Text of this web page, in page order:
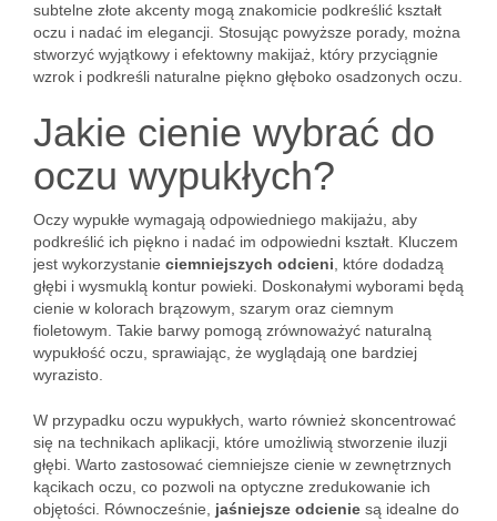
subtelne złote akcenty mogą znakomicie podkreślić kształt
oczu i nadać im elegancji. Stosując powyższe porady, można
stworzyć wyjątkowy i efektowny makijaż, który przyciągnie
wzrok i podkreśli naturalne piękno głęboko osadzonych oczu.
Jakie cienie wybrać do
oczu wypukłych?
Oczy wypukłe wymagają odpowiedniego makijażu, aby
podkreślić ich piękno i nadać im odpowiedni kształt. Kluczem
jest wykorzystanie ciemniejszych odcieni , które dodadzą
głębi i wysmuklą kontur powieki. Doskonałymi wyborami będą
cienie w kolorach brązowym, szarym oraz ciemnym
fioletowym. Takie barwy pomogą zrównoważyć naturalną
wypukłość oczu, sprawiając, że wyglądają one bardziej
wyrazisto.
W przypadku oczu wypukłych, warto również skoncentrować
się na technikach aplikacji, które umożliwią stworzenie iluzji
głębi. Warto zastosować ciemniejsze cienie w zewnętrznych
kącikach oczu, co pozwoli na optyczne zredukowanie ich
objętości. Równocześnie, jaśniejsze odcienie są idealne do